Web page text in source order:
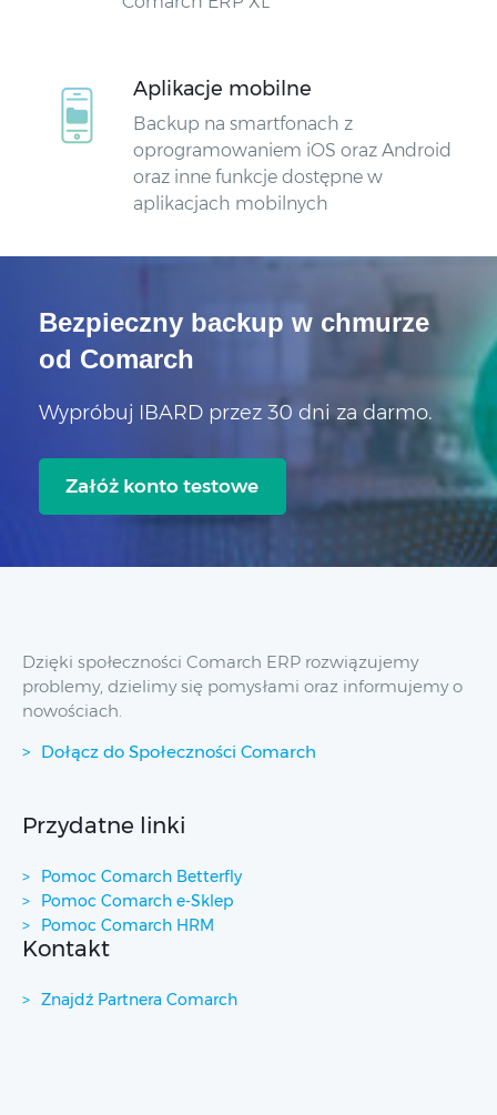
Aplikacje mobilne
Backup na smartfonach z
oprogramowaniem iOS oraz Android
oraz inne funkcje dostępne w
aplikacjach mobilnych
Bezpieczny backup w chmurze
od Comarch
Wypróbuj IBARD przez 30 dni za darmo.
Załóż konto testowe
Dzięki społeczności Comarch ERP rozwiązujemy
problemy, dzielimy się pomysłami oraz informujemy o
nowościach.
Dołącz do Społeczności Comarch
Przydatne linki
Pomoc Comarch Betterfly
Pomoc Comarch e-Sklep
Pomoc Comarch HRM
Kontakt
Znajdź Partnera Comarch